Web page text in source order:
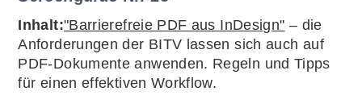
Inhalt:"Barrierefreie PDF aus InDesign" – die
Anforderungen der BITV lassen sich auch auf
PDF-Dokumente anwenden. Regeln und Tipps
für einen effektiven Workflow.